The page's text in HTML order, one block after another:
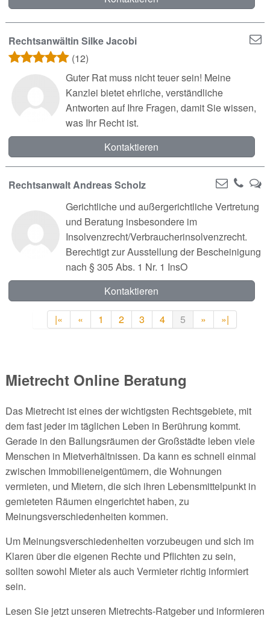
Rechtsanwältin Silke Jacobi
(12)
Guter Rat muss nicht teuer sein! Meine
Kanzlei bietet ehrliche, verständliche
Antworten auf Ihre Fragen, damit Sie wissen,
was Ihr Recht ist.
Kontaktieren
Rechtsanwalt Andreas Scholz
Gerichtliche und außergerichtliche Vertretung
und Beratung insbesondere im
Insolvenzrecht/Verbraucherinsolvenzrecht.
Berechtigt zur Ausstellung der Bescheinigung
nach § 305 Abs. 1 Nr. 1 InsO
Kontaktieren
|« « 1 2 3 4 5 » »|
Mietrecht Online Beratung
Das Mietrecht ist eines der wichtigsten Rechtsgebiete, mit
dem fast jeder im täglichen Leben in Berührung kommt.
Gerade in den Ballungsräumen der Großstädte leben viele
Menschen in Mietverhältnissen. Da kann es schnell einmal
zwischen Immobilieneigentümern, die Wohnungen
vermieten, und Mietern, die sich ihren Lebensmittelpunkt in
gemieteten Räumen eingerichtet haben, zu
Meinungsverschiedenheiten kommen.
Um Meinungsverschiedenheiten vorzubeugen und sich im
Klaren über die eigenen Rechte und Pflichten zu sein,
sollten sowohl Mieter als auch Vermieter richtig informiert
sein.
Lesen Sie jetzt unseren Mietrechts-Ratgeber und informieren